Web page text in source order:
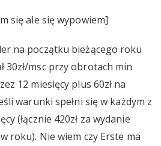
się ale się wypowiem]
na początku bieżącego roku
30zł/msc przy obrotach min
12 miesięcy plus 60zł na
warunki spełni się w każdym z
(łącznie 420zł za wydanie
w roku). Nie wiem czy Erste ma